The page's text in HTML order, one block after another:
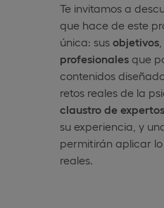
Te invitamos a
que hace de este
única: susobjetivos
profesionales que
contenidos
retos reales de la
claustro de expertos
su experiencia, y
permitirán aplicar
reales.